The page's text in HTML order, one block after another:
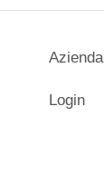
Azienda
Login